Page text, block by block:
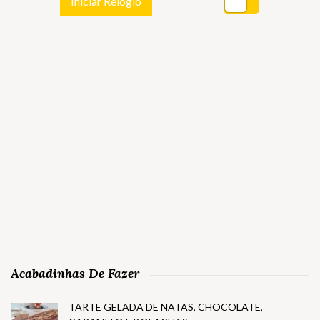
Acabadinhas De Fazer
TARTE GELADA DE NATAS, CHOCOLATE,